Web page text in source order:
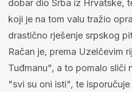
dobar dio Srba iz Hrvatske,
koji je na tom valu tražio
drastično rješenje srpskog
Račan je, prema Uzelčevim
Tuđmanu", a to pomalo sliči
"svi su oni isti", te